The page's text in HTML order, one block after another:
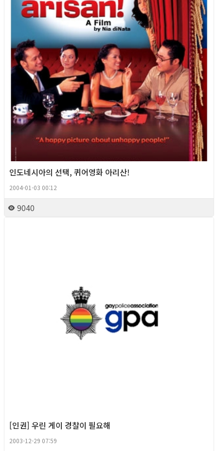
인도네시아의 선택, 퀴어영화 아리산!
2004-01-03 00:12
9040
[인권] 우린 게이 경찰이 필요해
2003-12-29 07:59